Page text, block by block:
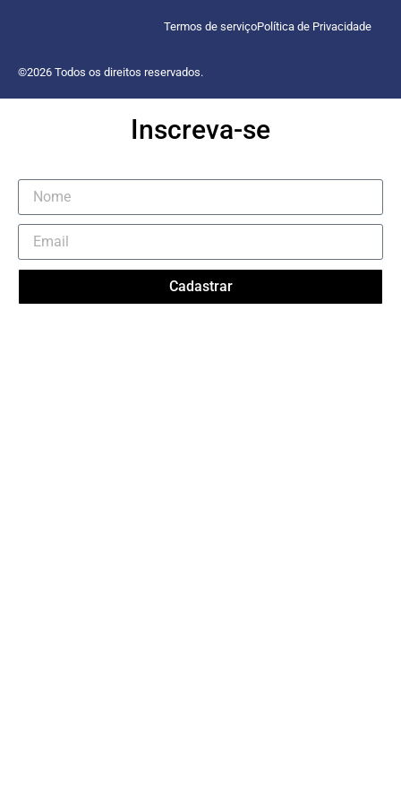
©2026 Todos os direitos reservados.
Termos de serviçoPolítica de Privacidade
Inscreva-se
Cadastrar